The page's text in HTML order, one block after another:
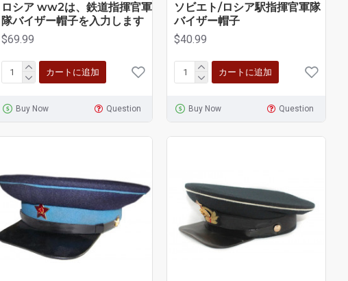
ロシア ww2は、鉄道指揮官軍
隊バイザー帽子を入力します
$69.99
カートに追加
Buy Now Question
ソビエト/ロシア駅指揮官軍隊
バイザー帽子
$40.99
カートに追加
Buy Now Question